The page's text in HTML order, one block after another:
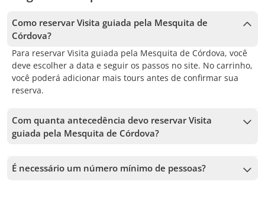
Como reservar Visita guiada pela Mesquita de
Córdova?
Para reservar Visita guiada pela Mesquita de Córdova, você
deve escolher a data e seguir os passos no site. No carrinho,
você poderá adicionar mais tours antes de confirmar sua
reserva.
Com quanta antecedência devo reservar Visita
guiada pela Mesquita de Córdova?
disponibilidade. Por isso, recomendamos reservar o quanto
antes para garantir sua vaga.
É necessário um número mínimo de pessoas?